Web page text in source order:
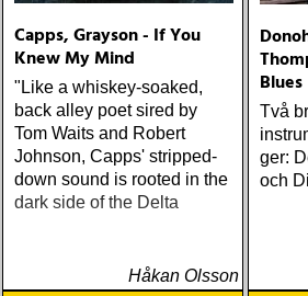
Capps, Grayson - If You
Knew My Mind
"Like a whiskey-soaked,
back alley poet sired by
Tom Waits and Robert
Johnson, Capps' stripped-
down sound is rooted in the
dark side of the Delta
Håkan Olsson
Blues
Två
ger:
och